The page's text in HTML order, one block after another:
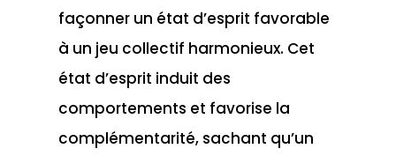
façonner un état d’esprit favorable
à un jeu collectif harmonieux. Cet
état d’esprit induit des
comportements et favorise la
complémentarité, sachant qu’un